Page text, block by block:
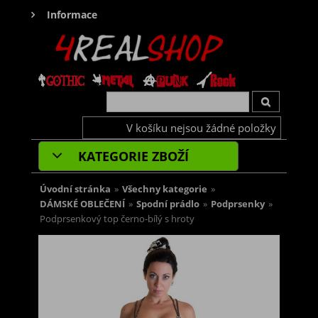
Informace
V košíku nejsou žádné položky
KATEGORIE ZBOŽÍ
Úvodní stránka » Všechny kategorie »
DÁMSKÉ OBLEČENÍ » Spodní prádlo » Podprsenky »
Podprsenkový top černo-bílý s hroty